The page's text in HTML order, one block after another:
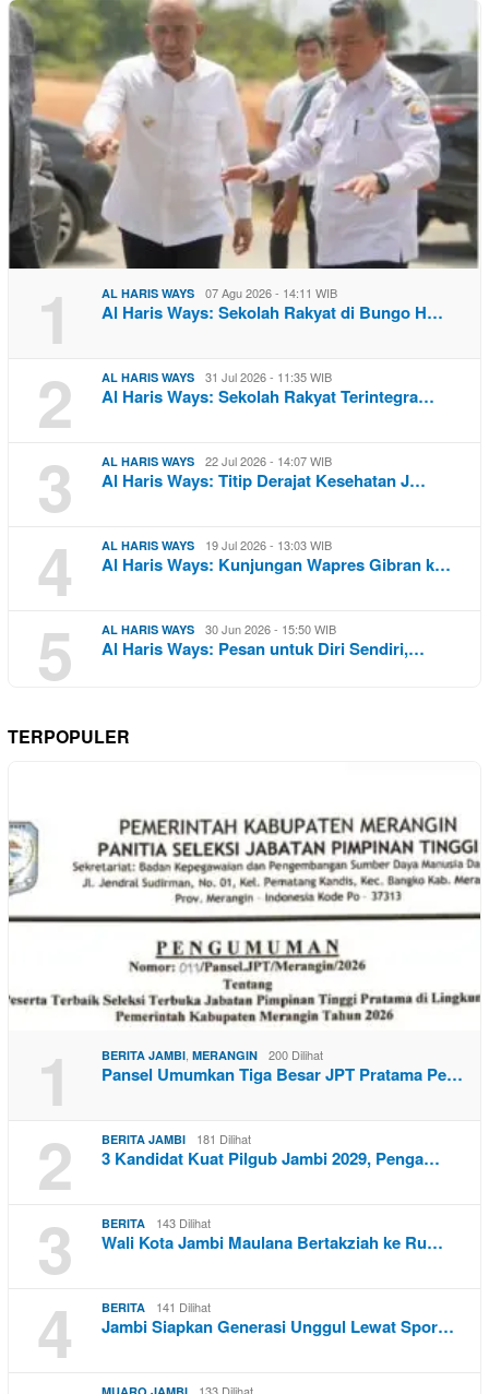
1 AL HARIS WAYS 07 Agu 2026 - 14:11 WIB
Al Haris Ways: Sekolah Rakyat di Bungo H…
2 AL HARIS WAYS 31 Jul 2026 - 11:35 WIB
Al Haris Ways: Sekolah Rakyat Terintegra…
3 AL HARIS WAYS 22 Jul 2026 - 14:07 WIB
Al Haris Ways: Titip Derajat Kesehatan J…
4 AL HARIS WAYS 19 Jul 2026 - 13:03 WIB
Al Haris Ways: Kunjungan Wapres Gibran k…
5 AL HARIS WAYS 30 Jun 2026 - 15:50 WIB
Al Haris Ways: Pesan untuk Diri Sendiri,…
TERPOPULER
1 BERITA JAMBI, MERANGIN 200 Dilihat
Pansel Umumkan Tiga Besar JPT Pratama Pe…
2 BERITA JAMBI 181 Dilihat
3 Kandidat Kuat Pilgub Jambi 2029, Penga…
3 BERITA 143 Dilihat
Wali Kota Jambi Maulana Bertakziah ke Ru…
4 BERITA 141 Dilihat
Jambi Siapkan Generasi Unggul Lewat Spor…